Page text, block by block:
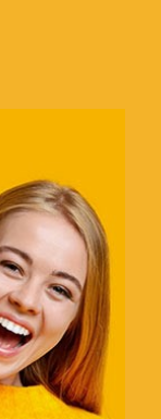
set, now I
Long
the same
Gibson...
is Ernie
the +one